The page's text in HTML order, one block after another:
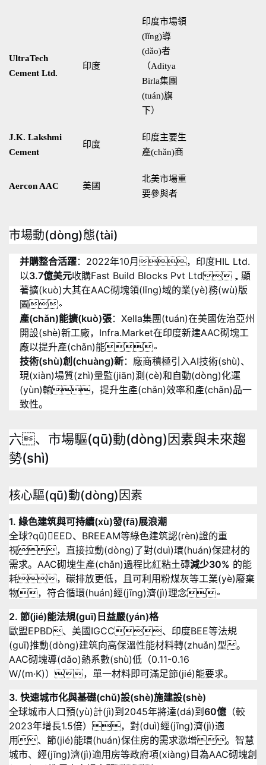
UltraTech
Cement Ltd.
印度
印度市場領
(lǐng)導
(dǎo)者
（Aditya
Birla集團
(tuán)旗
下）
J.K. Lakshmi
Cement
印度
印度主要生
產(chǎn)商
Aercon AAC 美國
北美市場重
要參與者
市場動(dòng)態(tài)
并購整合活躍：2022年10月，印度HIL Ltd.
以3.7億美元收購Fast Build Blocks Pvt Ltd，顯
著擴(kuò)大其在AAC砌塊領(lǐng)域的業(yè)務(wù)版
圖。
產(chǎn)能擴(kuò)張：Xella集團(tuán)在美國佐治亞州
開設(shè)新工廠，Infra.Market在印度新建AAC砌塊工
廠以提升產(chǎn)能。
技術(shù)創(chuàng)新：廠商積極引入AI技術(shù)、
現(xiàn)場質(zhì)量監(jiān)測(cè)和自動(dòng)化運
(yùn)輸，提升生產(chǎn)效率和產(chǎn)品一
致性。
六、市場驅(qū)動(dòng)因素與未來趨
勢(shì)
核心驅(qū)動(dòng)因素
1. 綠色建筑與可持續(xù)發(fā)展浪潮
全球?qū)EED、BREEAM等綠色建筑認(rèn)證的重
視，直接拉動(dòng)了對(duì)環(huán)保建材的
需求。AAC砌塊生產(chǎn)過程比紅粘土磚減少30% 的能
耗，碳排放更低，且可利用粉煤灰等工業(yè)廢棄
物，符合循環(huán)經(jīng)濟(jì)理念。
2. 節(jié)能法規(guī)日益嚴(yán)格
歐盟EPBD、美國IGCC、印度BEE等法規
(guī)推動(dòng)建筑向高保溫性能材料轉(zhuǎn)型。
AAC砌塊導(dǎo)熱系數(shù)低（0.11-0.16
W/(m·K)），單一材料即可滿足節(jié)能要求。
3. 快速城市化與基礎(chǔ)設(shè)施建設(shè)
全球城市人口預(yù)計(jì)到2045年將達(dá)到 60億 （較
2023年增長1.5倍），對(duì)經(jīng)濟(jì)適
用、節(jié)能環(huán)保住房的需求激增。智慧
城市、經(jīng)濟(jì)適用房等政府項(xiàng)目為AAC砌塊創